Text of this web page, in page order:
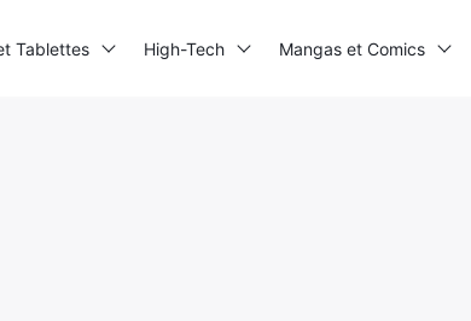
Tablettes High-Tech Mangas et Comics